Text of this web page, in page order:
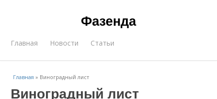
Фазенда
Главная Новости Статьи
Главная » Виноградный лист
Виноградный лист